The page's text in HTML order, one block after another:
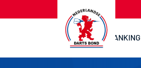
RANKING